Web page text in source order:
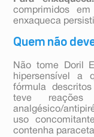
comprimidos
enxaqueca
Quem não
Não tome Doril
hipersensível a
fórmula
teve
analgésico/
uso
contenha